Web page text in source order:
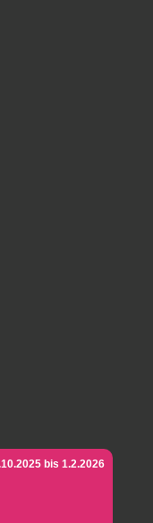
bis 1.2.2026